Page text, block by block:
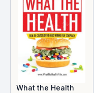
What the Health